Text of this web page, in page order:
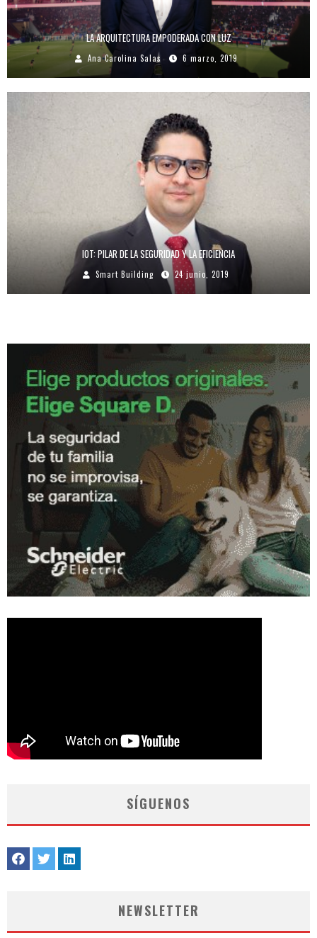
LA ARQUITECTURA EMPODERADA CON LUZ
Ana Carolina Salas 6 marzo, 2019
IOT: PILAR DE LA SEGURIDAD Y LA EFICIENCIA
Smart Building 24 junio, 2019
SÍGUENOS
NEWSLETTER